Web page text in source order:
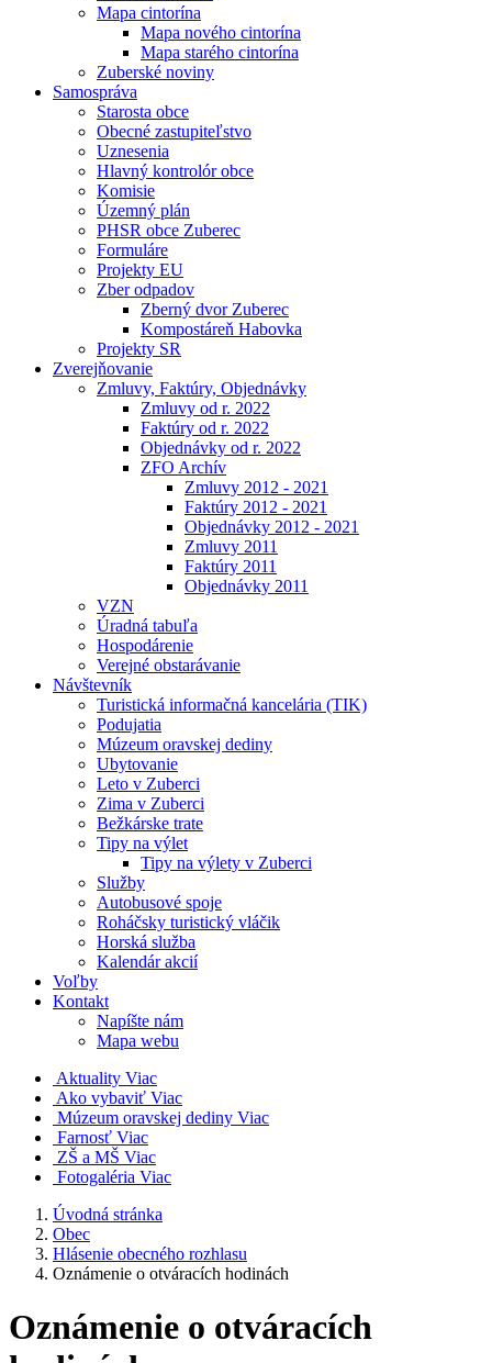
Mapa cintorína
Mapa nového cintorína
Mapa starého cintorína
Zuberské noviny
Samospráva
Starosta obce
Obecné zastupiteľstvo
Uznesenia
Hlavný kontrolór obce
Komisie
Územný plán
PHSR obce Zuberec
Formuláre
Projekty EU
Zber odpadov
Zberný dvor Zuberec
Kompostáreň Habovka
Projekty SR
Zverejňovanie
Zmluvy, Faktúry, Objednávky
Zmluvy od r. 2022
Faktúry od r. 2022
Objednávky od r. 2022
ZFO Archív
Zmluvy 2012 - 2021
Faktúry 2012 - 2021
Objednávky 2012 - 2021
Zmluvy 2011
Faktúry 2011
Objednávky 2011
VZN
Úradná tabuľa
Hospodárenie
Verejné obstarávanie
Návštevník
Turistická informačná kancelária (TIK)
Podujatia
Múzeum oravskej dediny
Ubytovanie
Leto v Zuberci
Zima v Zuberci
Bežkárske trate
Tipy na výlet
Tipy na výlety v Zuberci
Služby
Autobusové spoje
Roháčsky turistický vláčik
Horská služba
Kalendár akcií
Voľby
Kontakt
Napíšte nám
Mapa webu
Aktuality Viac
Ako vybaviť Viac
Múzeum oravskej dediny Viac
Farnosť Viac
ZŠ a MŠ Viac
Fotogaléria Viac
Úvodná stránka
Obec
Hlásenie obecného rozhlasu
Oznámenie o otváracích hodinách
Oznámenie o otváracích